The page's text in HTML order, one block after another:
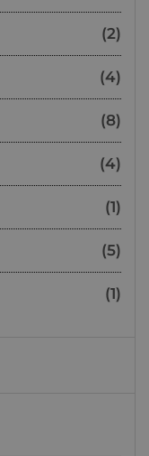
(2)
(4)
(8)
(4)
(1)
(5)
(1)